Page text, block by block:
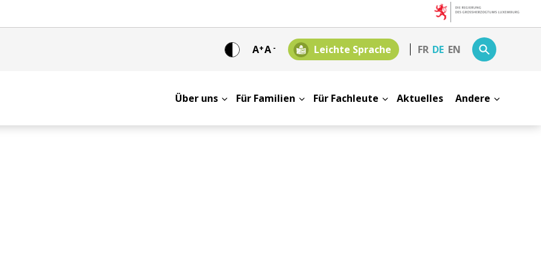
A+A - Leichte Sprache FR DE EN
Über uns
Für Familien Für Fachleute Aktuelles Andere